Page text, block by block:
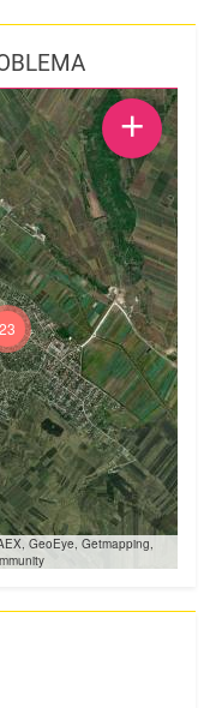
23
GeoEye, Getmapping,
+